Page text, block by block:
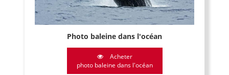
Photo baleine dans l'océan
Acheter
photo baleine dans l'océan